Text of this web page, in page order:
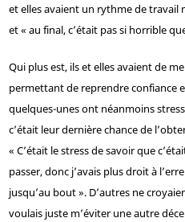
et elles avaient un rythme de travail
et « au final, c’était pas si horrible
Qui plus est, ils et elles avaient de
permettant de reprendre confiance
quelques-unes ont néanmoins
c’était leur dernière chance de
« C’était le stress de savoir que
passer, donc j’avais plus droit à
jusqu’au bout ». D’autres ne
voulais juste m’éviter une autre